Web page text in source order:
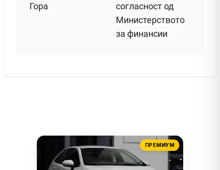
Гора
согласност од
Министерството
за финансии
ПРЕМИУМ